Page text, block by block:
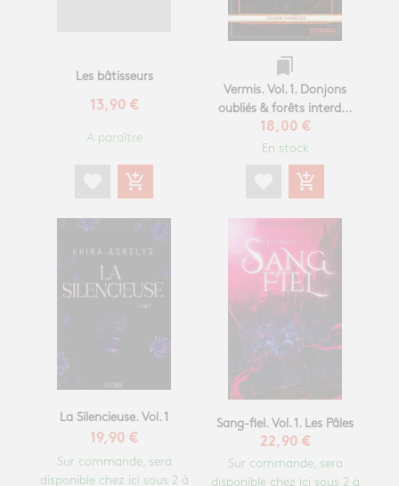
Les bâtisseurs
13,90 €
A paraître
add_shopping_cart
bookmarks
Vermis. Vol. 1. Donjons
oubliés & forêts interd...
18,00 €
En stock
add_shopping_cart
La Silencieuse. Vol. 1
19,90 €
Sur commande, sera
disponible chez ici sous 2 à
Sang-fiel. Vol. 1. Les Pâles
22,90 €
Sur commande, sera
disponible chez ici sous 2 à